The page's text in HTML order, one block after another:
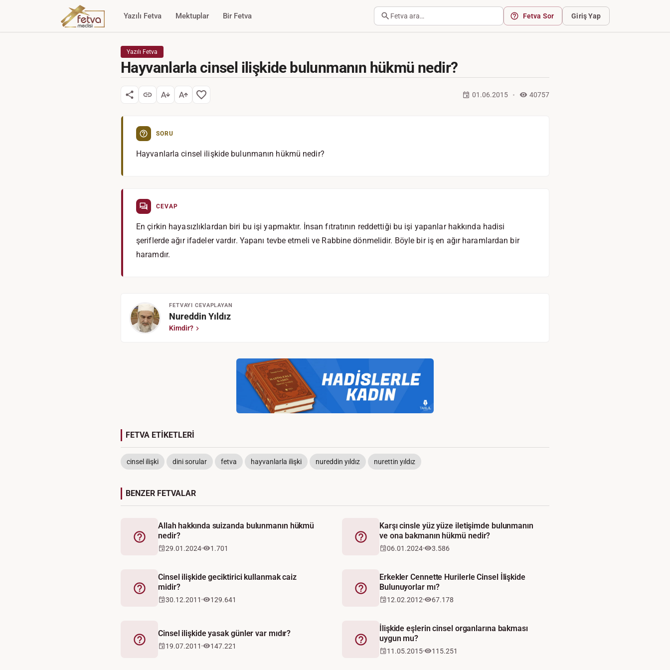
Yazılı Fetva Mektuplar Bir Fetva Fetva ara… Fetva Sor Giriş Yap
Yazılı Fetva
Hayvanlarla cinsel ilişkide bulunmanın hükmü nedir?
01.06.2015 40757
SORU
Hayvanlarla cinsel ilişkide bulunmanın hükmü nedir?
CEVAP
En çirkin hayasızlıklardan biri bu işi yapmaktır. İnsan fıtratının reddettiği bu işi yapanlar hakkında hadisi
şeriflerde ağır ifadeler vardır. Yapanı tevbe etmeli ve Rabbine dönmelidir. Böyle bir iş en ağır haramlardan bir
haramdır.
FETVAYI CEVAPLAYAN
Nureddin Yıldız
Kimdir?
FETVA ETİKETLERİ
cinsel ilişki dini sorular fetva hayvanlarla ilişki nureddin yıldız nurettin yıldız
BENZER FETVALAR
Fetva
Allah hakkında suizanda bulunmanın hükmü
nedir?
29.01.2024 1.701
Fetva
Karşı cinsle yüz yüze iletişimde bulunmanın
ve ona bakmanın hükmü nedir?
06.01.2024 3.586
Fetva
Cinsel ilişkide geciktirici kullanmak caiz
midir?
30.12.2011 129.641
Fetva
Erkekler Cennette Hurilerle Cinsel İlişkide
Bulunuyorlar mı?
12.02.2012 67.178
Fetva
Cinsel ilişkide yasak günler var mıdır?
19.07.2011 147.221 Fetva
İlişkide eşlerin cinsel organlarına bakması
uygun mu?
11.05.2015 115.251